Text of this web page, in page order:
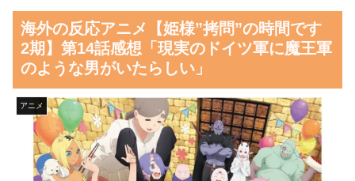
「高市だから叩いて良いをやっ
てるのがお前だろ」
【朗報】齋藤飛鳥、前屈みで
完全に見えてる動画が拡散され
てしまう…
磁気嵐、地球由来のイオンが
主導…JAXAの衛星「あらせ」
が観測！
海外「”京都の鳥”は良いぞ」
小規模だけどお勧めな日本の観
光名所／お店に対する海外の反
応
韓国人「日本がここまでの観
光大国に発展した本当の理由が
こちら…」→「昔から日本は愛
されてた…（ﾌﾞﾙﾌﾞﾙ」＝韓国
海外の反応アニメ【姫様”拷問”の時間です
2期】第14話感想「現実のドイツ軍に魔王軍
のような男がいたらしい」
アニメ